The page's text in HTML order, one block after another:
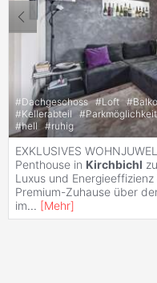
#Dachgeschoss #Loft #
#Kellerabteil #
#hell #ruhig
EXKLUSIVES
Penthouse in Kirchbichl zu
Luxus und
Premium-Zuhause über
im... [Mehr]